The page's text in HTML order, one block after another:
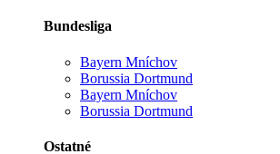
Bundesliga
Bayern Mníchov
Borussia Dortmund
Bayern Mníchov
Borussia Dortmund
Ostatné